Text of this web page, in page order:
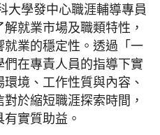
大學發中心職涯輔導專員
就業市場及職類特性，
業的穩定性。透過「一
在專責人員的指導下實
境、工作性質與內容、
於縮短職涯探索時間，
實質助益。